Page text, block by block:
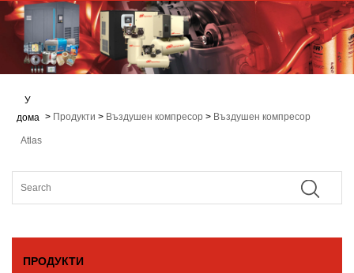
У
дома > Продукти > Въздушен компресор > Въздушен компресор
Atlas
ПРОДУКТИ